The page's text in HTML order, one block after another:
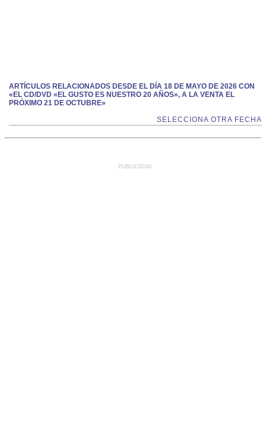
ARTÍCULOS RELACIONADOS DESDE EL DÍA 18 DE MAYO DE 2026 CON
«EL CD/DVD «EL GUSTO ES NUESTRO 20 AÑOS», A LA VENTA EL
PRÓXIMO 21 DE OCTUBRE»
SELECCIONA OTRA FECHA
PUBLICIDAD